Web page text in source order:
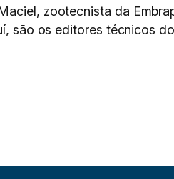
zootecnista da
são os editores técnicos